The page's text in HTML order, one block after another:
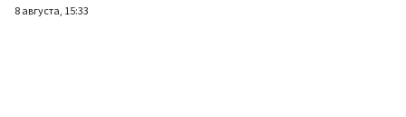
8 августа, 15:33